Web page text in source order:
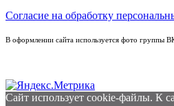
Согласие на обработку
В оформлении сайта используется фото группы
Сайт использует cookie-файлы. К